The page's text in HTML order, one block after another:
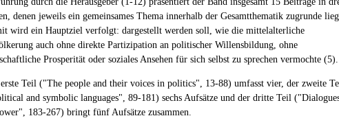
denen jeweils ein gemeinsames Thema innerhalb der Gesamtthematik zugrunde
wird ein Hauptziel verfolgt: dargestellt werden soll, wie die mittelalterliche
auch ohne direkte Partizipation an politischer Willensbildung, ohne
Prosperität oder soziales Ansehen für sich selbst zu sprechen vermochte (5).
Teil ("The people and their voices in politics", 13-88) umfasst vier, der zweite
and symbolic languages", 89-181) sechs Aufsätze und der dritte Teil
183-267) bringt fünf Aufsätze zusammen.